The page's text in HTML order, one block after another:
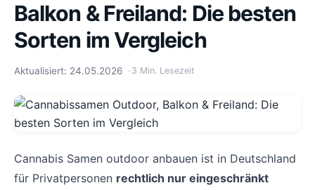
Balkon & Freiland: Die besten
Sorten im Vergleich
Aktualisiert: 24.05.2026 3 Min. Lesezeit
Cannabis Samen outdoor anbauen ist in Deutschland
für Privatpersonen rechtlich nur eingeschränkt